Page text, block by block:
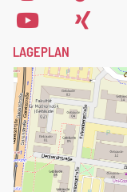
Anmeldeformular
LAGEPLAN